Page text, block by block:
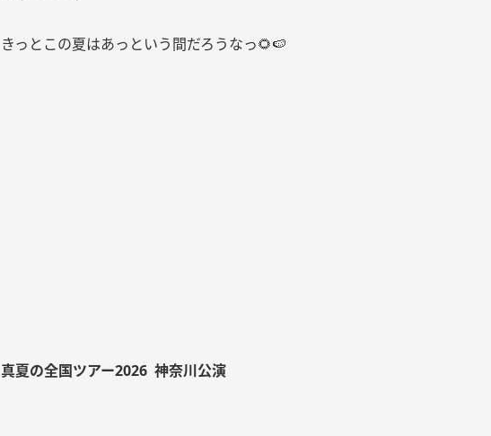
きっとこの夏はあっという間だろうなっ🌻🍉
真夏の全国ツアー2026 神奈川公演